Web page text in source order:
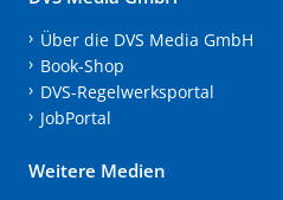
Über die DVS Media GmbH
Book-Shop
DVS-Regelwerksportal
JobPortal
Weitere Medien